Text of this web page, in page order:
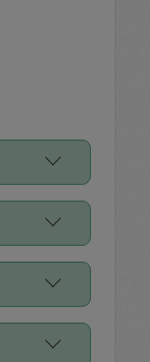
用くださ
すること
、などで
Diners